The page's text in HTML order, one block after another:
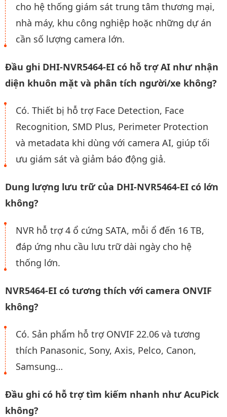
cho hệ thống giám sát trung tâm thương mại,
nhà máy, khu công nghiệp hoặc những dự án
cần số lượng camera lớn.
Đầu ghi DHI-NVR5464-EI có hỗ trợ AI như nhận
diện khuôn mặt và phân tích người/xe không?
Có. Thiết bị hỗ trợ Face Detection, Face
Recognition, SMD Plus, Perimeter Protection
và metadata khi dùng với camera AI, giúp tối
ưu giám sát và giảm báo động giả.
Dung lượng lưu trữ của DHI-NVR5464-EI có lớn
không?
NVR hỗ trợ 4 ổ cứng SATA, mỗi ổ đến 16 TB,
đáp ứng nhu cầu lưu trữ dài ngày cho hệ
thống lớn.
NVR5464-EI có tương thích với camera ONVIF
không?
Có. Sản phẩm hỗ trợ ONVIF 22.06 và tương
thích Panasonic, Sony, Axis, Pelco, Canon,
Samsung…
Đầu ghi có hỗ trợ tìm kiếm nhanh như AcuPick
không?